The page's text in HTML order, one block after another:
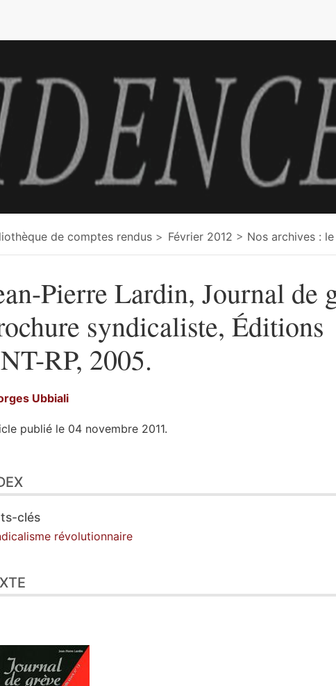
de comptes rendus Février 2012 Nos archives :
Pierre Lardin, Journal de
syndicaliste, Éditions
RP, 2005.
Ubbiali
publié le 04 novembre 2011.
cet article
clés
révolutionnaire